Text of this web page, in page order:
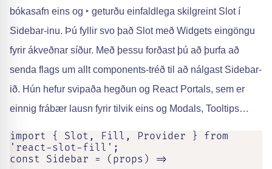
bókasafn eins og ‣ geturðu einfaldlega skilgreint Slot í
Sidebar-inu. Þú fyllir svo það Slot með Widgets eingöngu
fyrir ákveðnar síður. Með þessu forðast þú að þurfa að
senda flags um allt components-tréð til að nálgast Sidebar-
ið. Hún hefur svipaða hegðun og React Portals, sem er
einnig frábær lausn fyrir tilvik eins og Modals, Tooltips…
import { Slot, Fill, Provider } from
'react-slot-fill';
const Sidebar = (props) =>